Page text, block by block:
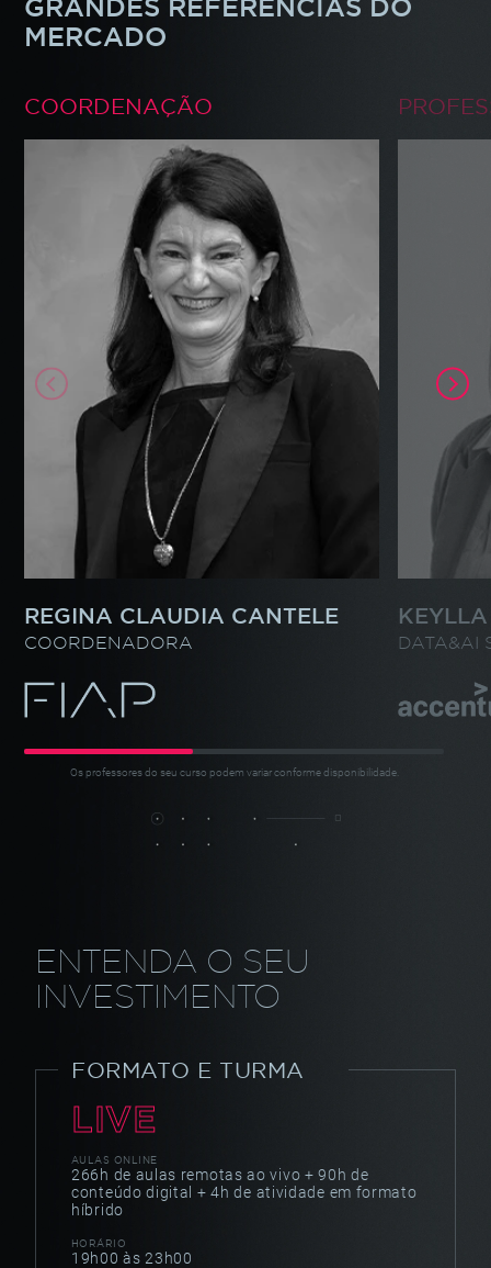
GRANDES REFERÊNCIAS DO
MERCADO
COORDENAÇÃO
REGINA CLAUDIA CANTELE
COORDENADORA DATA&AI
Os professores do seu curso podem variar conforme disponibilidade.
ENTENDA O SEU
INVESTIMENTO
FORMATO E TURMA
LIVE
AULAS ONLINE
266h de aulas remotas ao vivo + 90h de
conteúdo digital + 4h de atividade em formato
híbrido
HORÁRIO
19h00 às 23h00